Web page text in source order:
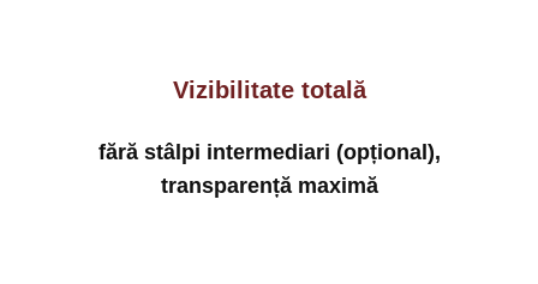
Vizibilitate totală
fără stâlpi intermediari (opțional),
transparență maximă